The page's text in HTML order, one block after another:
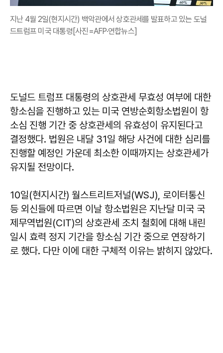
지난 4월 2일(현지시간) 백악관에서 상호관세를 발표하고 있는 도널
드트럼프 미국 대통령[사진=AFP·연합뉴스]
도널드 트럼프 대통령의 상호관세 무효성 여부에 대한
항소심을 진행하고 있는 미국 연방순회항소법원이 항
소심 진행 기간 중 상호관세의 유효성이 유지된다고
결정했다. 법원은 내달 31일 해당 사건에 대한 심리를
진행할 예정인 가운데 최소한 이때까지는 상호관세가
유지될 전망이다.
10일(현지시간) 월스트리트저널(WSJ), 로이터통신
등 외신들에 따르면 이날 항소법원은 지난달 미국 국
제무역법원(CIT)의 상호관세 조치 철회에 대해 내린
일시 효력 정지 기간을 항소심 기간 중으로 연장하기
로 했다. 다만 이에 대한 구체적 이유는 밝히지 않았다.